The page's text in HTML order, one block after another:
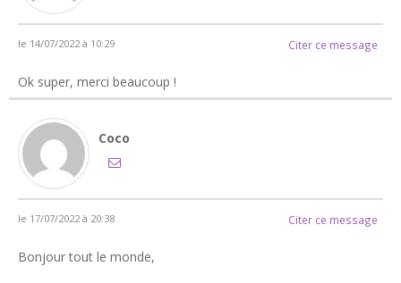
le 14/07/2022 à 10:29 Citer ce message
Ok super, merci beaucoup !
Coco
le 17/07/2022 à 20:38 Citer ce message
Bonjour tout le monde,